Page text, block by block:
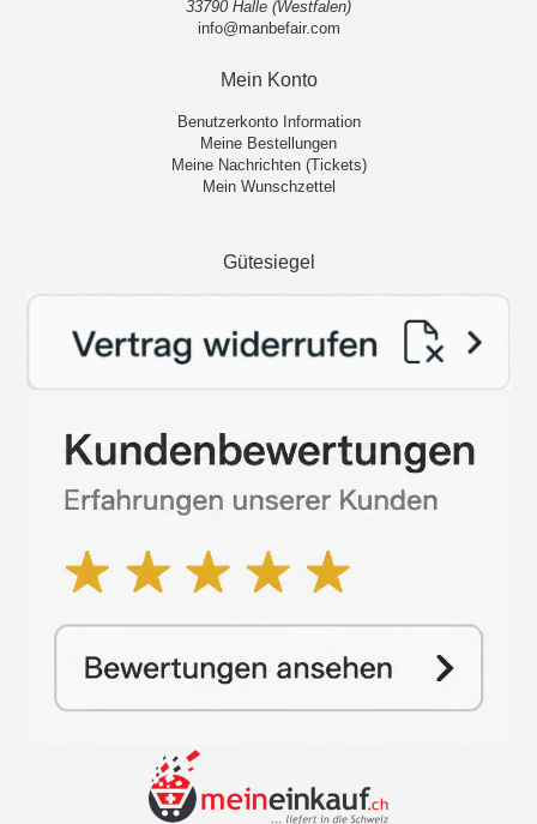
33790 Halle (Westfalen)
info@manbefair.com
Mein Konto
Benutzerkonto Information
Meine Bestellungen
Meine Nachrichten (Tickets)
Mein Wunschzettel
Gütesiegel